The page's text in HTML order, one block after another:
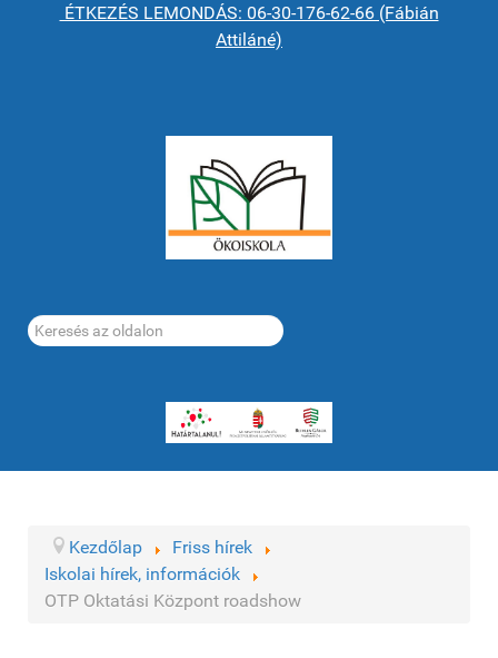
ÉTKEZÉS LEMONDÁS: 06-30-176-62-66 (Fábián
Attiláné)
Keresés...
Kezdőlap
Friss hírek
Iskolai hírek, információk
OTP Oktatási Központ roadshow